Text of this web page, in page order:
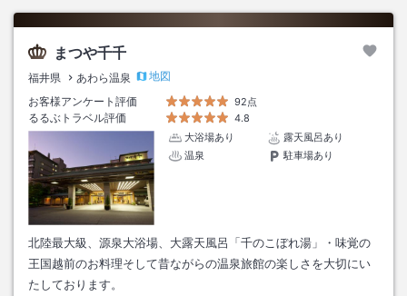
まつや千千
福井県 あわら温泉
地図
お客様アンケート評価
92点
るるぶトラベル評価
4.8
大浴場あり
露天風呂あり
温泉
駐車場あり
北陸最大級、源泉大浴場、大露天風呂「千のこぼれ湯」・味覚の
王国越前のお料理そして昔ながらの温泉旅館の楽しさを大切にい
たしております。